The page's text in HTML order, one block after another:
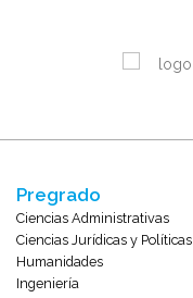
Pregrado
Ciencias Administrativas
Ciencias Jurídicas y Políticas
Humanidades
Ingeniería